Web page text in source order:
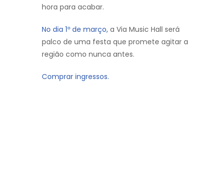
hora para acabar.
No dia 1º de março, a Via Music Hall será
palco de uma festa que promete agitar a
região como nunca antes.
Comprar ingressos.